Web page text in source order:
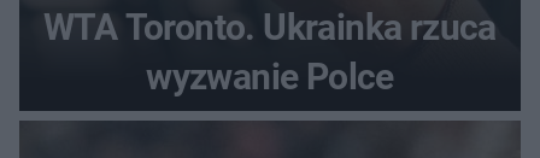
WTA Toronto. Ukrainka rzuca
wyzwanie Polce